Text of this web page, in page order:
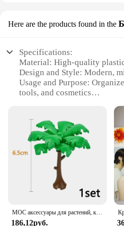
Here are the products found in the
Specifications:
Material: High-quality
Design and Style: Modern,
Usage and Purpose:
tools, and cosmetics
Shape or Size or Weight or
modular design, expandable
Performance and Property:
non-slip base
|Wholesale|Vendors|
**Optimized Organization
The Syntus Makeup
solution for those who value
186,12руб.